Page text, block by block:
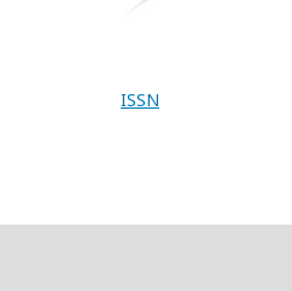
ISSN